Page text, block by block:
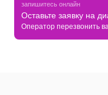
запишитесь онлайн
Оставьте заявку на
Оператор перезвонить